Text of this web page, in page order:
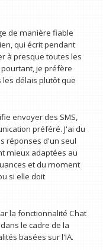
de manière fiable
qui écrit pendant
à presque toutes les
je préfère
délais plutôt que
envoyer des SMS,
préféré. J'ai du
réponses d'un seul
mieux adaptées au
et du moment
si elle doit
la fonctionnalité Chat
le cadre de la
basées sur l'IA.